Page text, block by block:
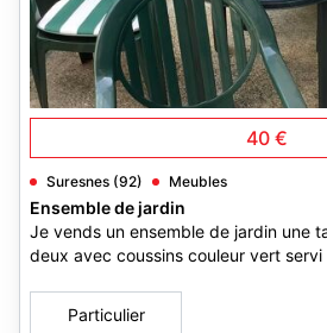
40 €
Suresnes (92) Meubles
Ensemble de jardin
Je vends un ensemble de jardin une
deux avec coussins couleur vert
Particulier